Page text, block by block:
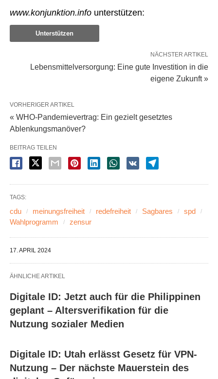
www.konjunktion.info unterstützen:
Unterstützen
NÄCHSTER ARTIKEL
Lebensmittelversorgung: Eine gute Investition in die
eigene Zukunft »
VORHERIGER ARTIKEL
« WHO-Pandemievertrag: Ein gezielt gesetztes
Ablenkungsmanöver?
BEITRAG TEILEN
TAGS:
cdu meinungsfreiheit redefreiheit Sagbares
spd
Wahlprogramm
zensur
17. APRIL 2024
ÄHNLICHE ARTIKEL
Digitale ID: Jetzt auch für die Philippinen
geplant – Altersverifikation für die
Nutzung sozialer Medien
Digitale ID: Utah erlässt Gesetz für VPN-
Nutzung – Der nächste Mauerstein des